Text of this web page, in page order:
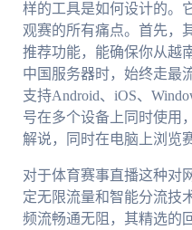
样的工具是如何设计的。
观赛的所有痛点。首先，
推荐功能，能确保你从越
中国服务器时，始终走最
支持Android、iOS、
号在多个设备上同时使用
解说，同时在电脑上浏览
对于体育赛事直播这种对
定无限流量和智能分流技
频流畅通无阻，其精选的